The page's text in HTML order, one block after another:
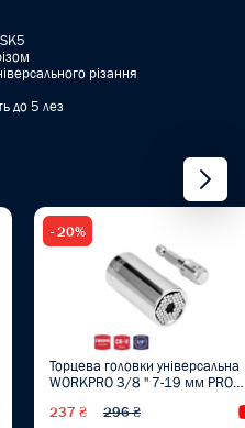
різання
до 5 лез
Відеоогляд
- 20%
Торцева головки універсальна
WORKPRO 3/8 '' 7-19 мм PRO
237 ₴ 296 ₴